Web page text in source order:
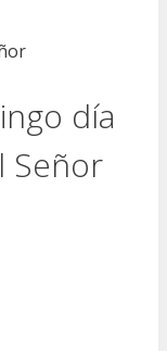
día
Señor